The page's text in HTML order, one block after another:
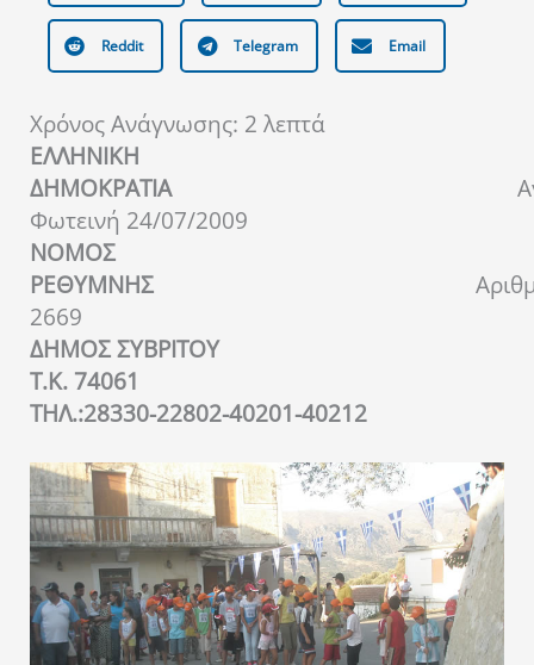
Reddit Telegram Email
Χρόνος Ανάγνωσης: 2 λεπτά
ΕΛΛΗΝΙΚΗ
ΔΗΜΟΚΡΑΤΙΑ
Φωτεινή 24/07/2009
ΝΟΜΟΣ
ΡΕΘΥΜΝΗΣ
2669
ΔΗΜΟΣ ΣΥΒΡΙΤΟΥ
Τ.Κ. 74061
ΤΗΛ.:28330-22802-40201-40212